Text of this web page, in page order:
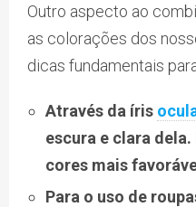
Outro aspecto ao
as colorações dos
dicas fundamentais
Através da íris
escura e clara
cores mais
Para o uso de